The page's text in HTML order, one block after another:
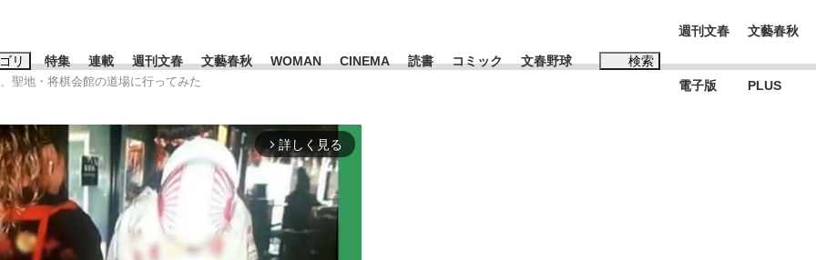
リ 特集 連載 週刊文春 文藝春秋 WOMAN CINEMA 読書 コミック 文春野球 検索
ワードタグ一覧
凌輝 #高市早苗 #後藤真希 #森岡毅 #城彰二 #内田有紀
亀和田武
週刊文春
電子版
文藝春秋
PLUS
聖地・将棋会館の道場に行ってみた
arrow_forward_ios 詳しく見る